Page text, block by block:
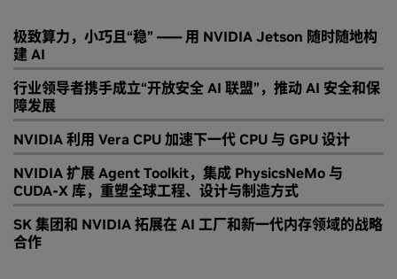
极致算力，小巧且“稳” —— 用 NVIDIA Jetson 随时随地构
建 AI
行业领导者携手成立“开放安全 AI 联盟”，推动 AI 安全和保
障发展
NVIDIA 利用 Vera CPU 加速下一代 CPU 与 GPU 设计
NVIDIA 扩展 Agent Toolkit，集成 PhysicsNeMo 与
CUDA-X 库，重塑全球工程、设计与制造方式
SK 集团和 NVIDIA 拓展在 AI 工厂和新一代内存领域的战略
合作